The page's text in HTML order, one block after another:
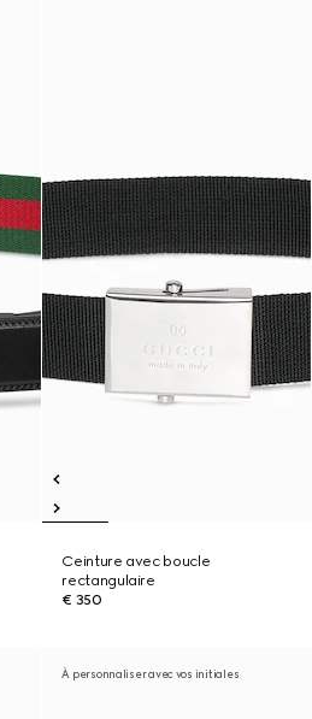
Ceinture avec boucle
rectangulaire
€ 350
À personnaliser avec vos initiales